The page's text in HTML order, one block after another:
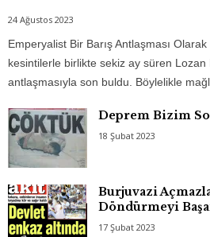
24 Ağustos 2023
Emperyalist Bir Barış Antlaşması
kesintilerle birlikte sekiz ay süren Lozan
antlaşmasıyla son buldu. Böylelikle
Deprem Bizim
18 Şubat 2023
Burjuvazi
Döndürmeyi
17 Şubat 2023